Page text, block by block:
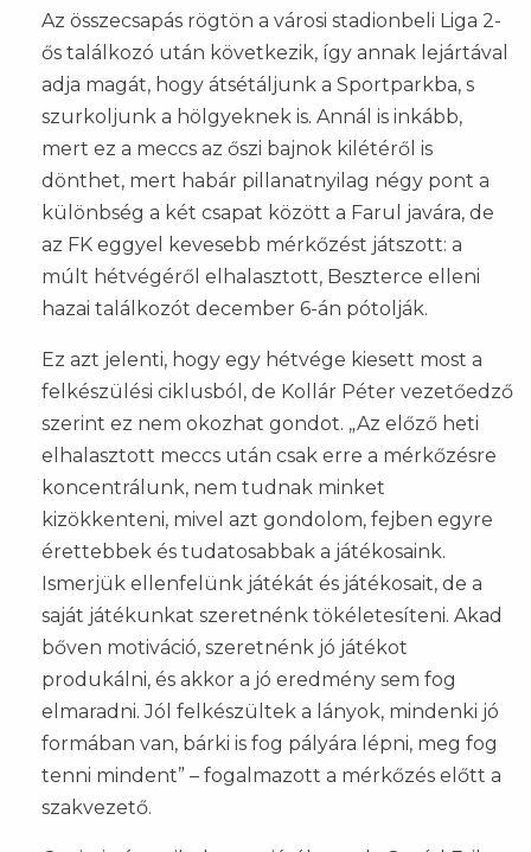
Az összecsapás rögtön a városi stadionbeli Liga 2-
ős találkozó után következik, így annak lejártával
adja magát, hogy átsétáljunk a Sportparkba, s
szurkoljunk a hölgyeknek is. Annál is inkább,
mert ez a meccs az őszi bajnok kilétéről is
dönthet, mert habár pillanatnyilag négy pont a
különbség a két csapat között a Farul javára, de
az FK eggyel kevesebb mérkőzést játszott: a
múlt hétvégéről elhalasztott, Beszterce elleni
hazai találkozót december 6-án pótolják.
Ez azt jelenti, hogy egy hétvége kiesett most a
felkészülési ciklusból, de Kollár Péter vezetőedző
szerint ez nem okozhat gondot. „Az előző heti
elhalasztott meccs után csak erre a mérkőzésre
koncentrálunk, nem tudnak minket
kizökkenteni, mivel azt gondolom, fejben egyre
érettebbek és tudatosabbak a játékosaink.
Ismerjük ellenfelünk játékát és játékosait, de a
saját játékunkat szeretnénk tökéletesíteni. Akad
bőven motiváció, szeretnénk jó játékot
produkálni, és akkor a jó eredmény sem fog
elmaradni. Jól felkészültek a lányok, mindenki jó
formában van, bárki is fog pályára lépni, meg fog
tenni mindent” – fogalmazott a mérkőzés előtt a
szakvezető.